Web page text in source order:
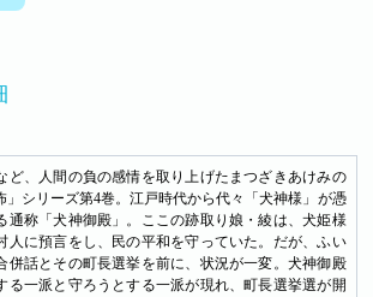
、人間の負の感情を取り上げたまつざきあけみの
」シリーズ第4巻。江戸時代から代々「犬神様」が憑
通称「犬神御殿」。ここの跡取り娘・綾は、犬姫様
人に預言をし、民の平和を守っていた。だが、ふい
併話とその町長選挙を前に、状況が一変。犬神御殿
る一派と守ろうとする一派が現れ、町長選挙選が開